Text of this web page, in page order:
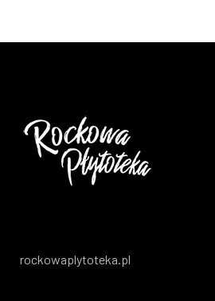
rockowaplytoteka.pl